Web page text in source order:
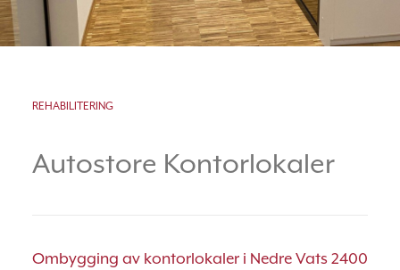
REHABILITERING
Autostore Kontorlokaler
Ombygging av kontorlokaler i Nedre Vats 2400